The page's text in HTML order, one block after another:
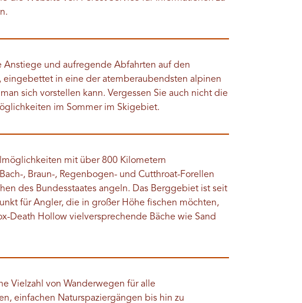
Anstiege und aufregende Abfahrten auf den
eingebettet in eine der atemberaubendsten alpinen
sich vorstellen kann. Vergessen Sie auch nicht die
im Sommer im Skigebiet.
mit über 800 Kilometern
, Braun-, Regenbogen- und Cutthroat-Forellen
des Bundesstaates angeln. Das Berggebiet ist seit
für Angler, die in großer Höhe fischen möchten,
Death Hollow vielversprechende Bäche wie Sand
Vielzahl von Wanderwegen für alle
einfachen Naturspaziergängen bis hin zu